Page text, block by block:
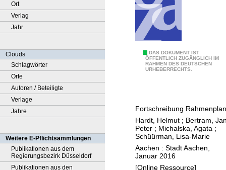
Ort
Verlag
Jahr
Clouds
Schlagwörter
Orte
Autoren / Beteiligte
Verlage
Jahre
Weitere E-Pflichtsammlungen
Publikationen aus dem
Regierungsbezirk Düsseldorf
Publikationen aus den
DAS DOKUMENT IST
ÖFFENTLICH ZUGÄNGLICH IM
RAHMEN DES DEUTSCHEN
URHEBERRECHTS.
p
a
r
k
S
Fortschreibung Rahmenplan
Hardt, Helmut ; Bertram,
Peter ; Michalska, Agata ;
Schüürman, Lisa-Marie
Aachen : Stadt Aachen,
Januar 2016
[Online Ressource]